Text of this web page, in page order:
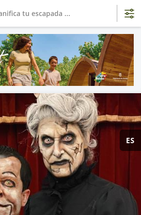
ES
tu escapada ...